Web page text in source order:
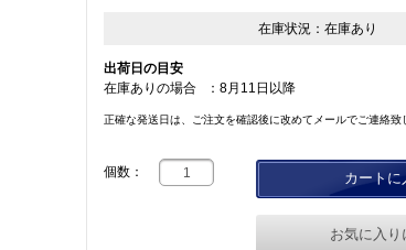
在庫状況： 在庫あり
出荷日の目安
在庫ありの場合
： 8月11日以降
正確な発送日は、ご注文を確認後に改めてメールでご連絡致
個数： カートに
お気に入り